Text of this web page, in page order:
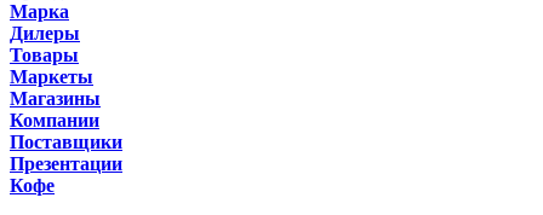
Марка
Дилеры
Товары
Маркеты
Магазины
Компании
Поставщики
Презентации
Кофе